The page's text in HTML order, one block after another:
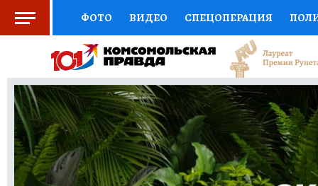
ФОТО ВИДЕО СПЕЦОПЕРАЦИЯ
СОЦПОДДЕРЖКА НАУКА СПЕЦПРОЕКТЫ
НАЦИОНАЛЬНЫЕ ПРОЕКТЫ РОССИИ
ЖЕНСКИЕ СЕКРЕТЫ ПУТЕВОДИТЕЛЬ
ДЕФИЦИТ ЖЕЛЕЗА ПРЕСС-ЦЕНТР